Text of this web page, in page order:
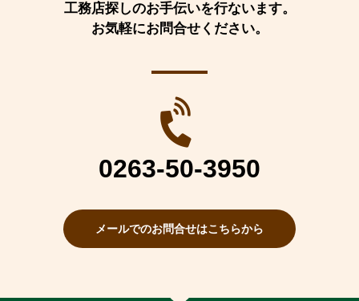
工務店探しのお手伝いを行ないます。
お気軽にお問合せください。
0263-50-3950
メールでのお問合せはこちらから